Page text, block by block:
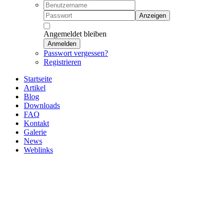
Anzeigen
Angemeldet bleiben
Anmelden
Passwort vergessen?
Registrieren
Startseite
Artikel
Blog
Downloads
FAQ
Kontakt
Galerie
News
Weblinks